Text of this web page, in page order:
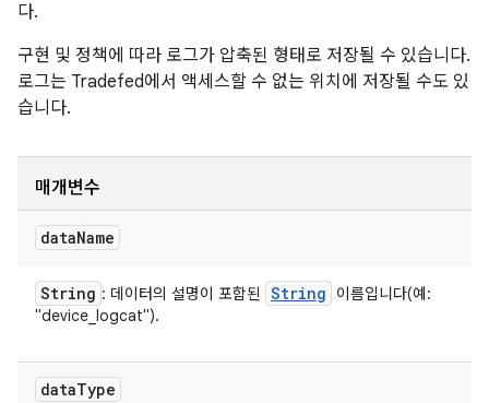
다.
구현 및 정책에 따라 로그가 압축된 형태로 저장될 수 있습니다.
로그는 Tradefed에서 액세스할 수 없는 위치에 저장될 수도 있
습니다.
매개변수
dataName
String : 데이터의 설명이 포함된 String
이름입니다(예:
"device_logcat").
dataType